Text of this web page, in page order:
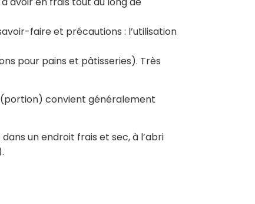
faire et précautions : l’utilisation
pour pains et pâtisseries). Très
(portion) convient généralement
un endroit frais et sec, à l’abri